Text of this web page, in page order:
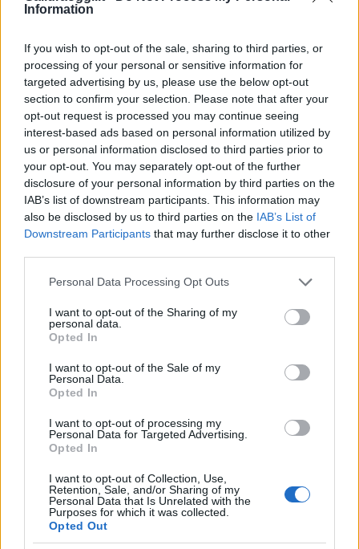
Information
If you wish to opt-out of the sale, sharing to third parties, or
processing of your personal or sensitive information for
targeted advertising by us, please use the below opt-out
section to confirm your selection. Please note that after your
opt-out request is processed you may continue seeing
interest-based ads based on personal information utilized by
us or personal information disclosed to third parties prior to
your opt-out. You may separately opt-out of the further
disclosure of your personal information by third parties on the
IAB’s list of downstream participants. This information may
also be disclosed by us to third parties on the IAB’s List of
Downstream Participants that may further disclose it to other
Please note that this website/app uses one or more Google
not limited to your visit or usage behaviour. You may click to
grant or deny consent to Google and its third-party tags to
use your data for below specified purposes in below Google
consent section.
Personal Data Processing Opt Outs
I want to opt-out of the Sharing of my
personal data.
Opted In
I want to opt-out of the Sale of my
Personal Data.
Opted In
I want to opt-out of processing my
Personal Data for Targeted Advertising.
Opted In
I want to opt-out of Collection, Use,
Retention, Sale, and/or Sharing of my
Personal Data that Is Unrelated with the
Purposes for which it was collected.
Opted Out
a
ce
b
o
o
k
w
it
te
r
n
te
re
st
h
at
s
A
p
p
h
a
re
Articolo precedente
Prossimo articolo
NOTIZIE RECENTI
Incendi, a San Pasquale arriva il Campo Base:
l’inaugurazione
Andrea Mura conquista Palau: grande
partecipazione per il suo racconto
minori, Albieri: “Episodi gravissimi”
Gallura, finti clienti svuotano le suite: furto da
50mila nel resort
Meteo Olbia 7 agosto, sole e caldo tornano
protagonisti